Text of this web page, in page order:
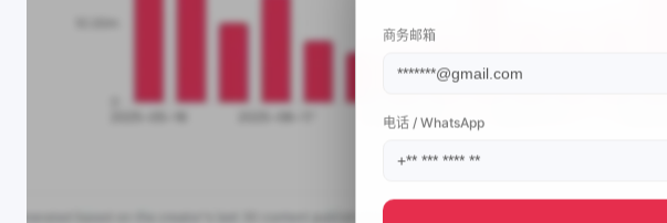
商务邮箱
电话 / WhatsApp